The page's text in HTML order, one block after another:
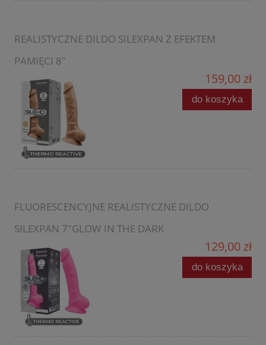
REALISTYCZNE DILDO SILEXPAN Z EFEKTEM
PAMIĘCI 8"
159,00 zł
do koszyka
FLUORESCENCYJNE REALISTYCZNE DILDO
SILEXPAN 7"GLOW IN THE DARK
129,00 zł
do koszyka